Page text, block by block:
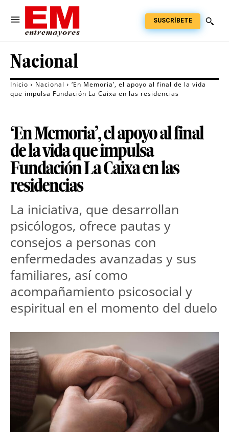
SUSCRÍBETE
Nacional
Inicio Nacional
‘En Memoria’, el apoyo al final de la vida
que impulsa Fundación La Caixa en las residencias
‘En Memoria’, el apoyo al final
de la vida que impulsa
Fundación La Caixa en las
residencias
La iniciativa, que desarrollan
psicólogos, ofrece pautas y
consejos a personas con
enfermedades avanzadas y sus
familiares, así como
acompañamiento psicosocial y
espiritual en el momento del duelo